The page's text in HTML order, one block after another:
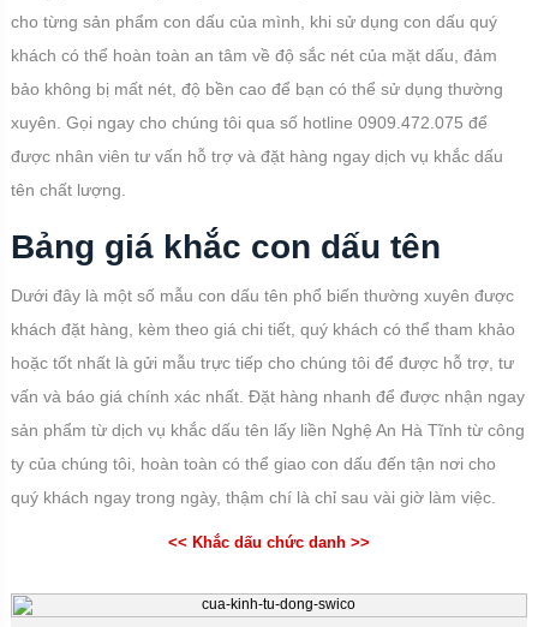
cho từng sản phẩm con dấu của mình, khi sử dụng con dấu quý
khách có thể hoàn toàn an tâm về độ sắc nét của mặt dấu, đảm
bảo không bị mất nét, độ bền cao để bạn có thể sử dụng thường
xuyên. Gọi ngay cho chúng tôi qua số hotline 0909.472.075 để
được nhân viên tư vấn hỗ trợ và đặt hàng ngay dịch vụ khắc dấu
tên chất lượng.
Bảng giá khắc con dấu tên
Dưới đây là một số mẫu con dấu tên phổ biến thường xuyên được
khách đặt hàng, kèm theo giá chi tiết, quý khách có thể tham khảo
hoặc tốt nhất là gửi mẫu trực tiếp cho chúng tôi để được hỗ trợ, tư
vấn và báo giá chính xác nhất. Đặt hàng nhanh để được nhận ngay
sản phẩm từ dịch vụ khắc dấu tên lấy liền Nghệ An Hà Tĩnh từ công
ty của chúng tôi, hoàn toàn có thể giao con dấu đến tận nơi cho
quý khách ngay trong ngày, thậm chí là chỉ sau vài giờ làm việc.
<< Khắc dấu chức danh >>